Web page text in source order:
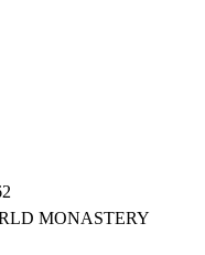
MONASTERY